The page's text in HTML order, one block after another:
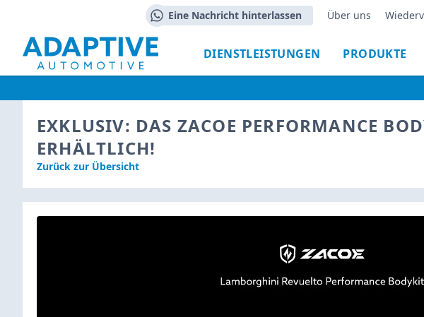
Eine Nachricht hinterlassen Über uns
DIENSTLEISTUNGEN PRODUKTE
EXKLUSIV: DAS ZACOE PERFORMANCE
ERHÄLTLICH!
Zurück zur Übersicht